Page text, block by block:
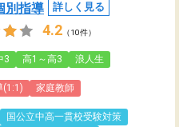
別指導
詳しく見る
4.2 （10件）
3 高1～高3 浪人生
(1:1) 家庭教師
国公立中高一貫校受験対策